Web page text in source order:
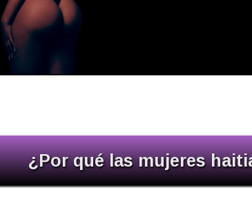
¿Por qué las mujeres